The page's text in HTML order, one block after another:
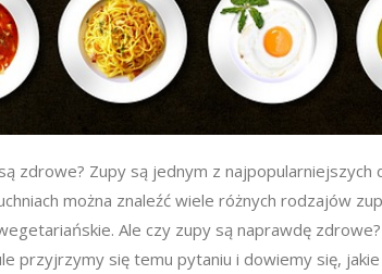
zdrowe? Zupy są jednym z najpopularniejszych
można znaleźć wiele różnych rodzajów
Ale czy zupy są naprawdę
przyjrzymy się temu pytaniu i dowiemy się,